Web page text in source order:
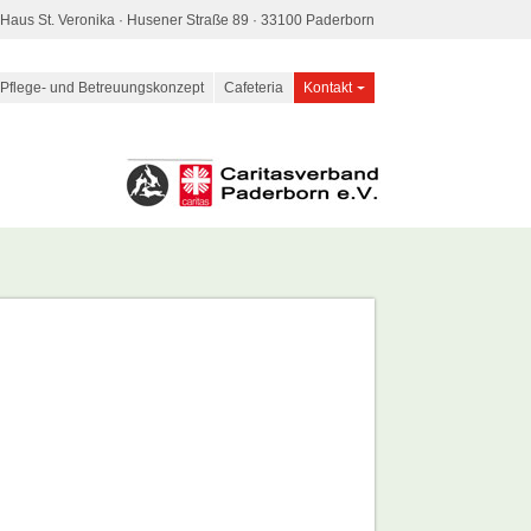
Haus St. Veronika · Husener Straße 89 · 33100 Paderborn
Pflege- und Betreuungskonzept Cafeteria Kontakt